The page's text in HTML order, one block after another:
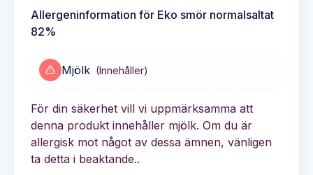
Allergeninformation för Eko smör normalsaltat
82%
Mjölk (Innehåller)
För din säkerhet vill vi uppmärksamma att
denna produkt innehåller mjölk. Om du är
allergisk mot något av dessa ämnen, vänligen
ta detta i beaktande..